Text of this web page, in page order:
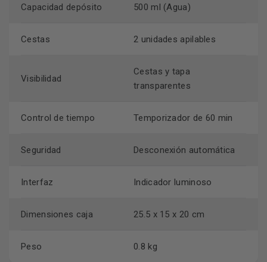
Capacidad depósito 500 ml (Agua)
Cestas 2 unidades apilables
Visibilidad
Cestas y tapa
transparentes
Control de tiempo Temporizador de 60 min
Seguridad Desconexión automática
Interfaz Indicador luminoso
Dimensiones caja 25.5 x 15 x 20 cm
Peso 0.8 kg